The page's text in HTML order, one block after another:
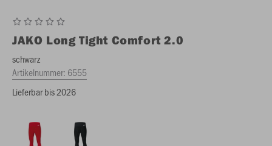
JAKO Long Tight Comfort 2.0
schwarz
Artikelnummer: 6555
Lieferbar bis 2026